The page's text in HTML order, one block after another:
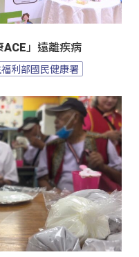
」遠離疾病
利部國民健康署